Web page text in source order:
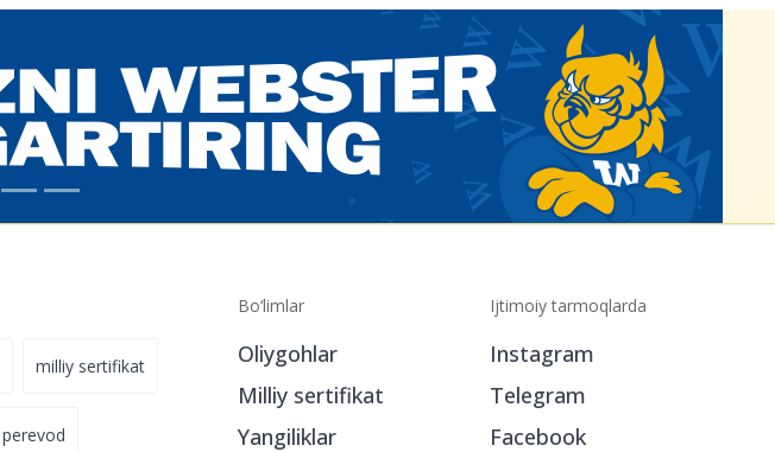
milliy sertifikat
perevod
Bo‘limlar
Oliygohlar
Milliy sertifikat
Yangiliklar
Ijtimoiy tarmoqlarda
Instagram
Telegram
Facebook